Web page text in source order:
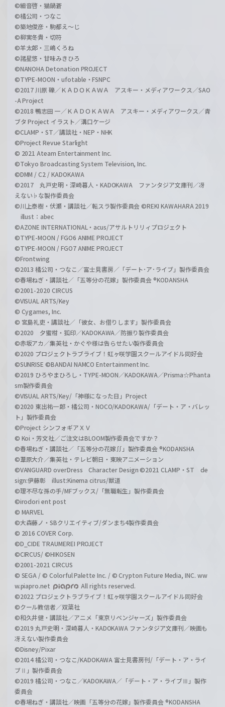
©細音啓・猫鍋蒼
©橘公司・つなこ
©築地俊彦・駒都え～じ
©柳実冬貴・切符
©羊太郎・三嶋くろね
©諸星悠・甘味みきひろ
©NANOHA Detonation PROJECT
©TYPE-MOON・ufotable・FSNPC
©2017 川原 礫／ＫＡＤＯＫＡＷＡ アスキー・メディアワークス／SAO
-A Project
©2018 鴨志田 一／ＫＡＤＯＫＡＷＡ アスキー・メディアワークス／青
ブタ Project イラスト／溝口ケージ
©CLAMP・ST／講談社・NEP・NHK
©Project Revue Starlight
© 2021 Ateam Entertainment Inc.
©Tokyo Broadcasting System Television, Inc.
©DMM / C2 / KADOKAWA
©2017 丸戸史明・深崎暮人・KADOKAWA ファンタジア文庫刊／冴
えない♭な製作委員会
©川上泰樹・伏瀬・講談社／転スラ製作委員会 ©REKI KAWAHARA 2019
illust：abec
©AZONE INTERNATIONAL・acus/アサルトリリィプロジェクト
©TYPE-MOON / FGO6 ANIME PROJECT
©TYPE-MOON / FGO7 ANIME PROJECT
©Frontwing
©2013 橘公司・つなこ／富士見書房／「デート･ア･ライブ」製作委員会
©春場ねぎ・講談社／「五等分の花嫁」製作委員会 ®KODANSHA
©2001-2020 CIRCUS
©VISUAL ARTS/Key
© Cygames, Inc.
© 宮島礼吏・講談社／「彼女、お借りします」製作委員会
©2020 夕蜜柑・狐印／KADOKAWA／防振り製作委員会
©赤坂アカ／集英社・かぐや様は告らせたい製作委員会
©2020 プロジェクトラブライブ！虹ヶ咲学園スクールアイドル同好会
©SUNRISE ©BANDAI NAMCO Entertainment Inc.
©2019 ひろやまひろし・TYPE-MOON／KADOKAWA／Prisma☆Phanta
sm製作委員会
©VISUAL ARTS/Key/「神様になった日」Project
©2020 東出祐一郎・橘公司・NOCO/KADOKAWA/「デート・ア・バレッ
ト」製作委員会
©Project シンフォギアＸＶ
© Koi・芳文社／ご注文はBLOOM製作委員会ですか？
©春場ねぎ・講談社／「五等分の花嫁∬」製作委員会 ®KODANSHA
©葦原大介／集英社・テレビ朝日・東映アニメーション
©VANGUARD overDress Character Design ©2021 CLAMP・ST de
sign:伊藤彰 illust:Kinema citrus/獣道
©理不尽な孫の手/MFブックス/「無職転生」製作委員会
©irodori ent post
© MARVEL
©大森藤ノ・SBクリエイティブ/ダンまち4製作委員会
© 2016 COVER Corp.
©D_CIDE TRAUMEREI PROJECT
©CIRCUS/ ©HIKOSEN
©2001-2021 CIRCUS
© SEGA / © Colorful Palette Inc. / © Crypton Future Media, INC. ww
w.piapro.net
All rights reserved.
©2022 プロジェクトラブライブ！虹ヶ咲学園スクールアイドル同好会
©クール教信者／双葉社
©和久井健・講談社／アニメ「東京リベンジャーズ」製作委員会
©2019 丸戸史明・深崎暮人・KADOKAWA ファンタジア文庫刊／映画も
冴えない製作委員会
©Disney/Pixar
©2014 橘公司・つなこ/KADOKAWA 富士見書房刊/「デート・ア・ライ
ブⅡ」製作委員会
©2019 橘公司・つなこ／KADOKAWA／「デート・ア・ライブⅢ」製作
委員会
©春場ねぎ・講談社／映画「五等分の花嫁」製作委員会 ®KODANSHA